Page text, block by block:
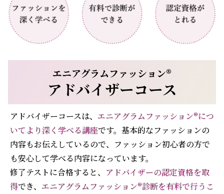
エニアグラムファッション®︎
アドバイザーコース
アドバイザーコースは、 エニアグラムファッション®︎につ
いてより深く学べる講座です。基本的なファッションの
内容もお伝えしているので、ファッション初心者の方で
も安心して学べる内容になっています。
修了テストに合格すると、 アドバイザーの認定資格を取
得でき、 エニアグラムファッション®︎診断を有料で行うこ